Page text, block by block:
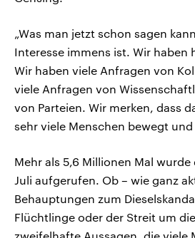
„Was man jetzt schon sagen
Interesse immens ist. Wir haben
Wir haben viele Anfragen von
viele Anfragen von
von Parteien. Wir merken, dass
sehr viele Menschen bewegt
Mehr als 5,6 Millionen Mal wurde
Juli aufgerufen. Ob – wie ganz
Behauptungen zum
Flüchtlinge oder der Streit um